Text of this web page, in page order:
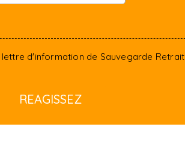
d'information de Sauvegarde